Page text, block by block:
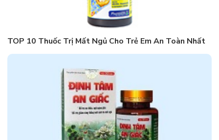
TOP 10 Thuốc Trị Mất Ngủ Cho Trẻ Em An Toàn Nhất